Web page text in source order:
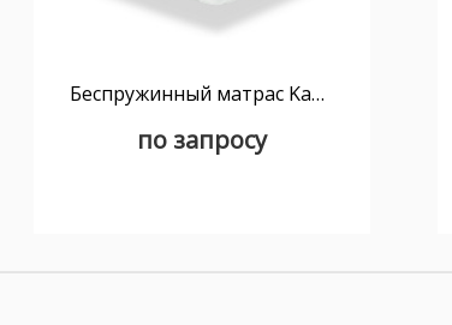
Беспружинный матрас Kamasana Supremo 160x200
по запросу